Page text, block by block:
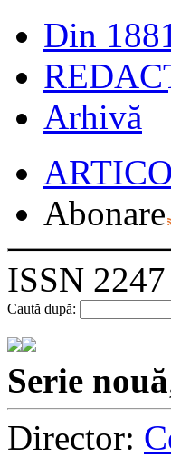
Din
Arhivă
Abonare
ISSN
Caută după:
Serie nouă
Director: